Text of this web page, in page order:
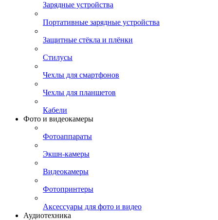
Зарядные устройства
Портативные зарядные устройства
Защитные стёкла и плёнки
Стилусы
Чехлы для смартфонов
Чехлы для планшетов
Кабели
Фото и видеокамеры
Фотоаппараты
Экшн-камеры
Видеокамеры
Фотопринтеры
Аксессуары для фото и видео
Аудиотехника